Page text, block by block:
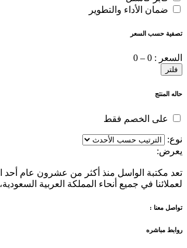
ضمان الأداء والتطوير
تصفية حسب السعر
السعر : 0 – 0
فلتر
حاله المنتج
على الخصم فقط
نوع:
يعرض:
تعد مكتبة الواسل منذ أكثر من عشرون عام أحد
لعملائنا في جميع أنحاء المملكة العربية
تواصل معنا :
روابط مباشره